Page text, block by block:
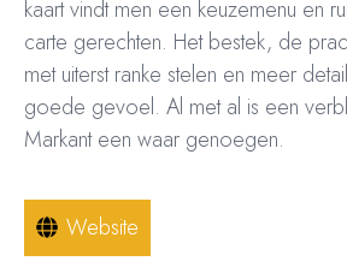
kaart vindt men een keuzemenu en
carte gerechten. Het bestek, de
met uiterst ranke stelen en meer
goede gevoel. Al met al is een
Markant een waar genoegen.
Website